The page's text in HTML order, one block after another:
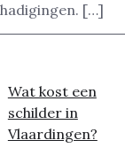
[…]
Wat kost een
schilder in
Vlaardingen?